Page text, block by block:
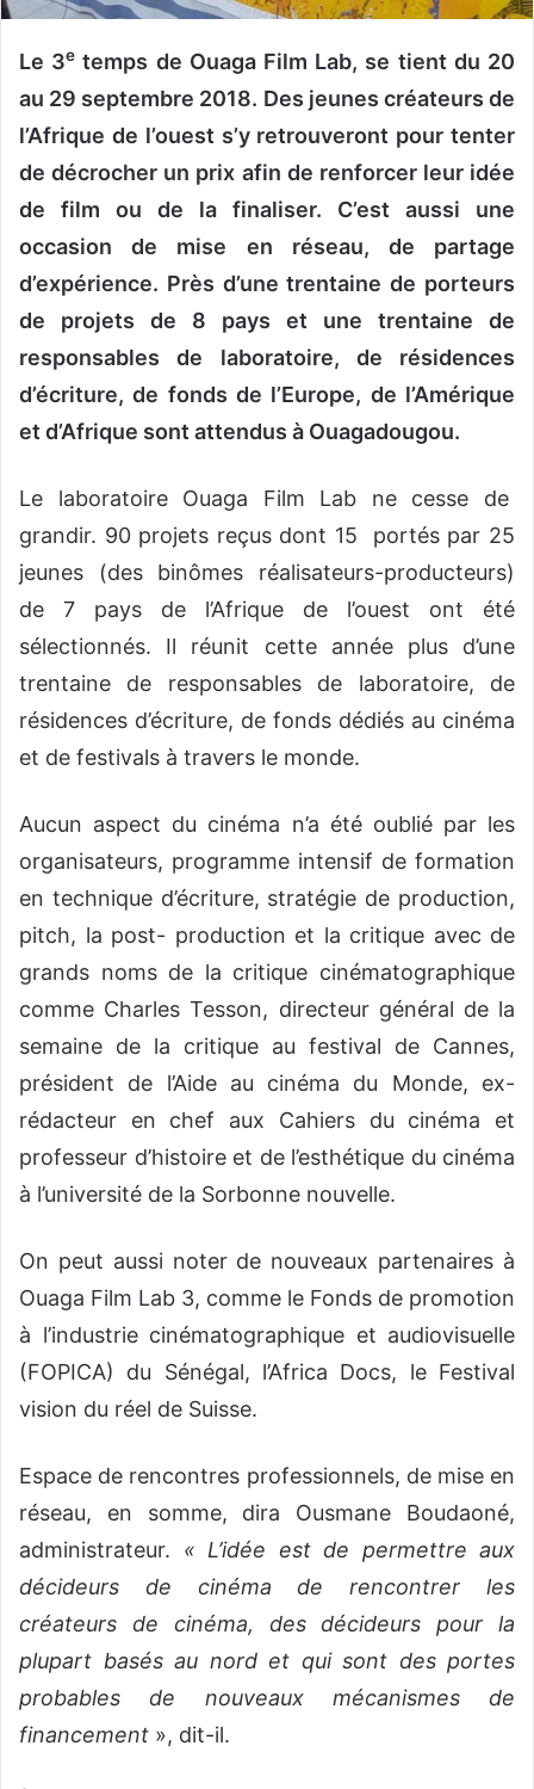
e
Le 3e temps de Ouaga Film Lab, se tient du 20
au 29 septembre 2018. Des jeunes créateurs de
l’Afrique de l’ouest s’y retrouveront pour tenter
de décrocher un prix afin de renforcer leur idée
de film ou de la finaliser. C’est aussi une
occasion de mise en réseau, de partage
d’expérience. Près d’une trentaine de porteurs
de projets de 8 pays et une trentaine de
responsables de laboratoire, de résidences
d’écriture, de fonds de l’Europe, de l’Amérique
et d’Afrique sont attendus à Ouagadougou.
Le laboratoire Ouaga Film Lab ne cesse de
grandir. 90 projets reçus dont 15 portés par 25
jeunes (des binômes réalisateurs-producteurs)
de 7 pays de l’Afrique de l’ouest ont été
sélectionnés. Il réunit cette année plus d’une
trentaine de responsables de laboratoire, de
résidences d’écriture, de fonds dédiés au cinéma
et de festivals à travers le monde.
Aucun aspect du cinéma n’a été oublié par les
organisateurs, programme intensif de formation
en technique d’écriture, stratégie de production,
pitch, la post- production et la critique avec de
grands noms de la critique cinématographique
comme Charles Tesson, directeur général de la
semaine de la critique au festival de Cannes,
président de l’Aide au cinéma du Monde, ex-
rédacteur en chef aux Cahiers du cinéma et
professeur d’histoire et de l’esthétique du cinéma
à l’université de la Sorbonne nouvelle.
On peut aussi noter de nouveaux partenaires à
Ouaga Film Lab 3, comme le Fonds de promotion
à l’industrie cinématographique et audiovisuelle
(FOPICA) du Sénégal, l’Africa Docs, le Festival
vision du réel de Suisse.
Espace de rencontres professionnels, de mise en
réseau, en somme, dira Ousmane Boudaoné,
administrateur. « L’idée est de permettre aux
décideurs de cinéma de rencontrer les
créateurs de cinéma, des décideurs pour la
plupart basés au nord et qui sont des portes
probables de nouveaux mécanismes de
financement », dit-il.